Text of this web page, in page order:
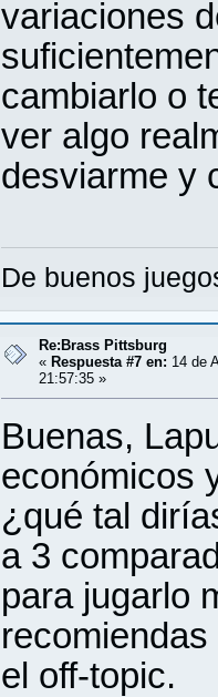
variaciones
cambiarlo o
ver algo
desviarme y
De buenos
Re:Brass Pittsburg
« Respuesta #7 en: 14 de
21:57:35 »
Buenas,
económicos
¿qué tal
a 3
para jugarlo
el off-topic.